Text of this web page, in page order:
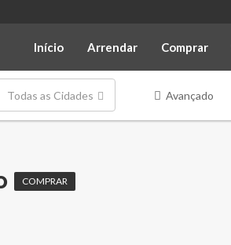
Início Arrendar Comprar
Todas as Cidades Avançado
COMPRAR